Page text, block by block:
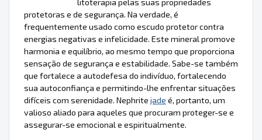
litoterapia pelas suas propriedades
protetoras e de segurança. Na verdade, é
frequentemente usado como escudo protetor contra
energias negativas e infelicidade. Este mineral promove
harmonia e equilíbrio, ao mesmo tempo que proporciona
sensação de segurança e estabilidade. Sabe-se também
que fortalece a autodefesa do indivíduo, fortalecendo
sua autoconfiança e permitindo-lhe enfrentar situações
difíceis com serenidade. Nephrite jade é, portanto, um
valioso aliado para aqueles que procuram proteger-se e
assegurar-se emocional e espiritualmente.